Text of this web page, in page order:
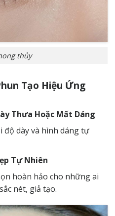
thủy
Tạo Hiệu Ứng
Thưa Hoặc Mất Dáng
độ dày và hình dáng tự
Tự Nhiên
hoàn hảo cho những ai
nét, giả tạo.